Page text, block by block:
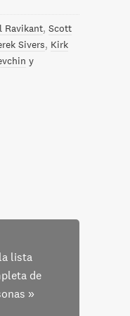
Ravikant Scott
Sivers Kirk
y
lista
de
»